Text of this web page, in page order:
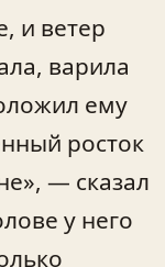
и ветер
варила
ему
росток
— сказал
у него